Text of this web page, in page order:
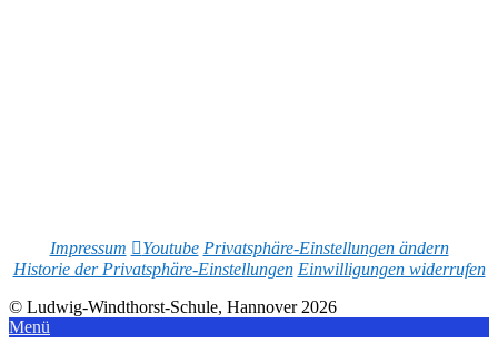
Impressum Youtube Privatsphäre-Einstellungen ändern
Historie der Privatsphäre-Einstellungen Einwilligungen widerrufen
© Ludwig-Windthorst-Schule, Hannover 2026
Menü